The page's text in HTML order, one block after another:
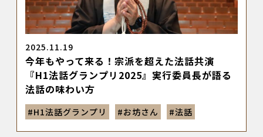
2025.11.19
今年もやって来る！宗派を超えた法話共演
『H1法話グランプリ2025』実行委員長が語る
法話の味わい方
#H1法話グランプリ #お坊さん #法話